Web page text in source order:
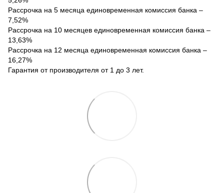
Рассрочка на 5 месяца единовременная комиссия банка –
7,52%
Рассрочка на 10 месяцев единовременная комиссия банка –
13,63%
Рассрочка на 12 месяца единовременная комиссия банка –
16,27%
Гарантия от производителя от 1 до 3 лет.